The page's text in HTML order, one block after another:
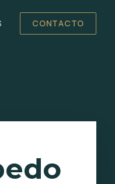
CONTACTO